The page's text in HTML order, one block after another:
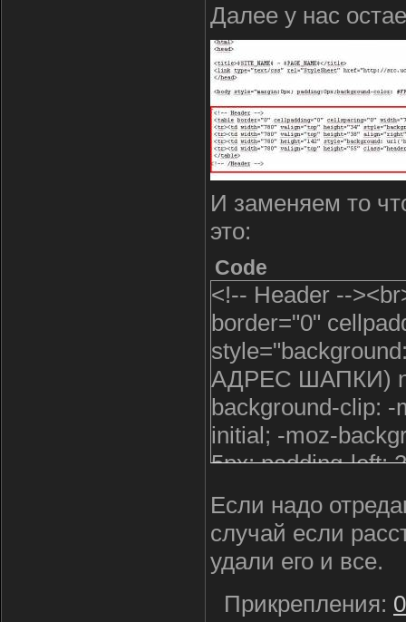
Далее у нас
И заменяем то
это:
Code
<!-- Header --
border="0"
АДРЕС ШАПКИ)
background-clip:
initial; -moz-
5px; padding-left:
width="990"
| Группа
</tr><br><tr
Если надо
случай если
удали его и все.
Прикрепления: